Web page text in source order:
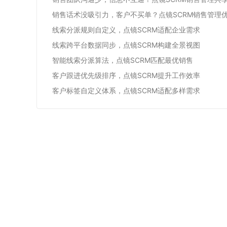
销售话术没吸引力，客户不买单？点镜SCRM销售管理
线索分派规则自定义，点镜SCRM适配企业需求
线索跨平台数据同步，点镜SCRM构建全景视图
智能线索分派算法，点镜SCRM匹配最优销售
客户跟进优先级排序，点镜SCRM提升工作效率
客户标签自定义体系，点镜SCRM适配多样需求